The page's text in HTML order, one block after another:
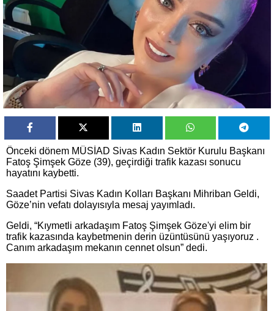
Önceki dönem MÜSİAD Sivas Kadın Sektör Kurulu Başkanı
Fatoş Şimşek Göze (39), geçirdiği trafik kazası sonucu
hayatını kaybetti.
Saadet Partisi Sivas Kadın Kolları Başkanı Mihriban Geldi,
Göze’nin vefatı dolayısıyla mesaj yayımladı.
Geldi, “Kıymetli arkadaşım Fatoş Şimşek Göze'yi elim bir
trafik kazasında kaybetmenin derin üzüntüsünü yaşıyoruz .
Canım arkadaşım mekanın cennet olsun” dedi.